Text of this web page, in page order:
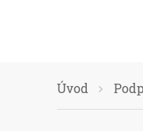
Úvod